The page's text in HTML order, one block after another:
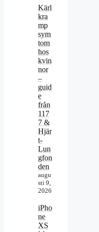
Kärl
kra
mp
sym
tom
hos
kvin
nor
–
guid
e
från
117
7 &
Hjär
t-
Lun
gfon
den
augu
sti 9,
2026
iPho
ne
XS